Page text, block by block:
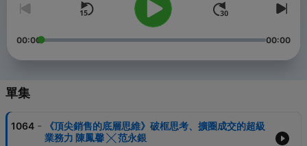
→經濟學，不玄
★不定期
喜歡陳鳳馨主持的「馨天地」嗎？歡迎小額贊助我們，讓我們繼續
00:00 00:00
單集
1064 -
《頂尖銷售的底層思維》破框思考、擴圈成交的超級
業務力 陳鳳馨 ╳ 范永銀